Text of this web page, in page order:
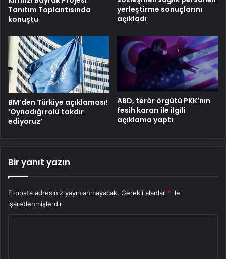
Tanıtım Toplantısında
konuştu
yerleştirme sonuçlarını
açıkladı
BM’den Türkiye açıklaması!
‘Oynadığı rolü takdir
ediyoruz’
ABD, terör örgütü PKK’nın
fesih kararı ile ilgili
açıklama yaptı
Bir yanıt yazın
E-posta adresiniz yayınlanmayacak. Gerekli alanlar * ile
işaretlenmişlerdir